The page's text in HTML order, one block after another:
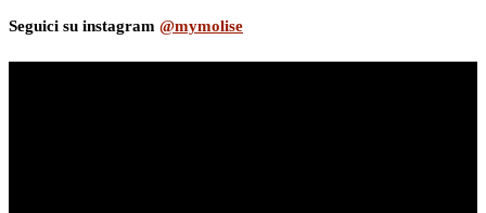
Seguici su instagram @mymolise